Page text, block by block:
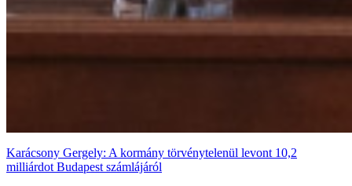
Karácsony Gergely: A kormány törvénytelenül levont 10,2
milliárdot Budapest számlájáról